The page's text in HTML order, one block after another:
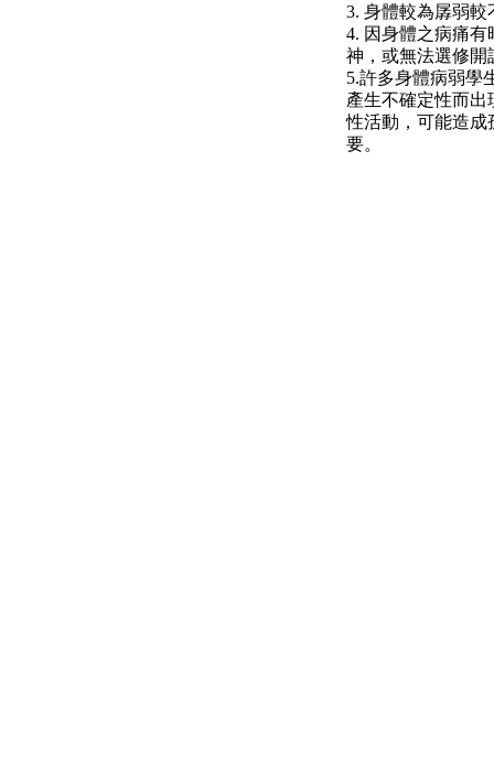
3. 身體較為孱弱
4. 因身體之病痛
神，或無法選修開
5.許多身體病弱學
產生不確定性而
性活動，可能造成
要。